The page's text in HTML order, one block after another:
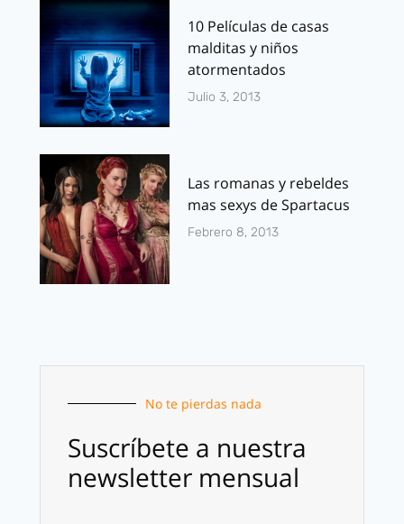
10 Películas de casas
malditas y niños
atormentados
Julio 3, 2013
Las romanas y rebeldes
mas sexys de Spartacus
Febrero 8, 2013
No te pierdas nada
Suscríbete a nuestra
newsletter mensual